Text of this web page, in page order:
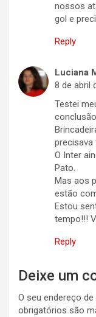
nossos
gol e
Reply
Luciana
8 de abril
Testei
O Inter
Pato.
Mas aos
estão
Estou
tempo!!!
Reply
Deixe um
O seu endereço
obrigatórios são